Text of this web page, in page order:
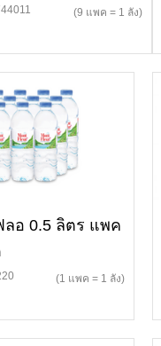
(9 แพค = 1 ลัง)
ลอ 0.5 ลิตร แพค
(1 แพค = 1 ลัง)